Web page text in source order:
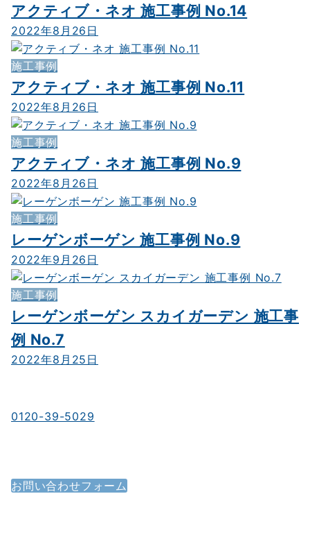
アクティブ・ネオ 施工事例 No.14
2022年8月26日
施工事例
アクティブ・ネオ 施工事例 No.11
2022年8月26日
施工事例
アクティブ・ネオ 施工事例 No.9
2022年8月26日
施工事例
レーゲンボーゲン 施工事例 No.9
2022年9月26日
施工事例
レーゲンボーゲン スカイガーデン 施工事
例 No.7
2022年8月25日
0120-39-5029
お問い合わせフォーム